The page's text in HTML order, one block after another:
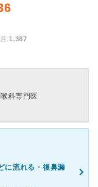
:1,387
科専門医
に流れる・後鼻漏